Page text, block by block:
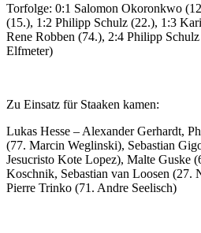
Torfolge: 0:1 Salomon Okoronkwo
(15.), 1:2 Philipp Schulz (22.), 1:3
Rene Robben (74.), 2:4 Philipp
Elfmeter)
Zu Einsatz für Staaken kamen:
Lukas Hesse – Alexander Gerhardt,
(77. Marcin Weglinski), Sebastian
Jesucristo Kote Lopez), Malte Guske
Koschnik, Sebastian van Loosen
Pierre Trinko (71. Andre Seelisch)